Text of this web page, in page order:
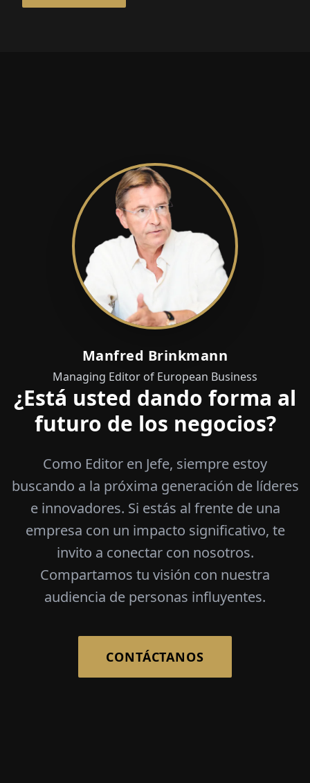
Manfred Brinkmann
Managing Editor of European Business
¿Está usted dando forma al
futuro de los negocios?
Como Editor en Jefe, siempre estoy
buscando a la próxima generación de líderes
e innovadores. Si estás al frente de una
empresa con un impacto significativo, te
invito a conectar con nosotros.
Compartamos tu visión con nuestra
audiencia de personas influyentes.
CONTÁCTANOS